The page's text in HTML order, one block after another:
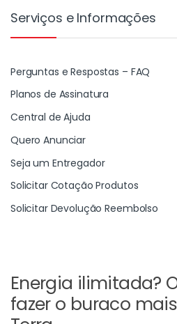
Energia ilimitada?
fazer o buraco
Serviços e Informações
Perguntas e Respostas – FAQ
Planos de Assinatura
Central de Ajuda
Quero Anunciar
Seja um Entregador
Solicitar Cotação Produtos
Solicitar Devolução Reembolso